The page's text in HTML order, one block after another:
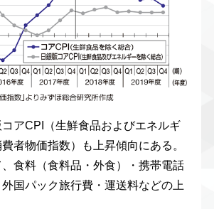
アCPI（生鮮食品およびエネルギ
者物価指数）も上昇傾向にある。
食料（食料品・外食）・携帯電話
国パック旅行費・運送料などの上